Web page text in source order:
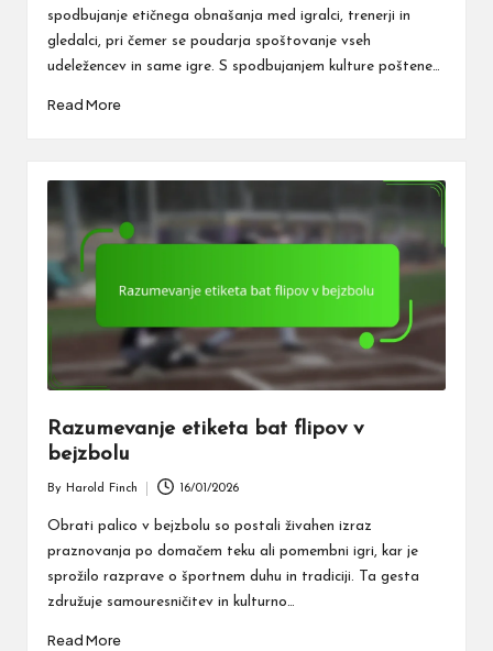
spodbujanje etičnega obnašanja med igralci, trenerji in
gledalci, pri čemer se poudarja spoštovanje vseh
udeležencev in same igre. S spodbujanjem kulture poštene…
Read More
Razumevanje etiketa bat flipov v
bejzbolu
Posted
by
By Harold Finch 16/01/2026
Obrati palico v bejzbolu so postali živahen izraz
praznovanja po domačem teku ali pomembni igri, kar je
sprožilo razprave o športnem duhu in tradiciji. Ta gesta
združuje samouresničitev in kulturno…
Read More